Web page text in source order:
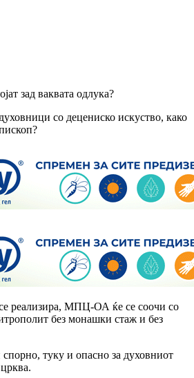
зад ваквата одлука?
со децениско искуство, како
реализира, МПЦ-ОА ќе се соочи со
без монашки стаж и без
туку и опасно за духовниот